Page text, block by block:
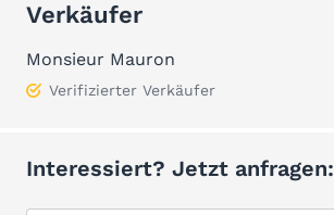
Verkäufer
Monsieur Mauron
Verifizierter Verkäufer
Interessiert? Jetzt anfragen: